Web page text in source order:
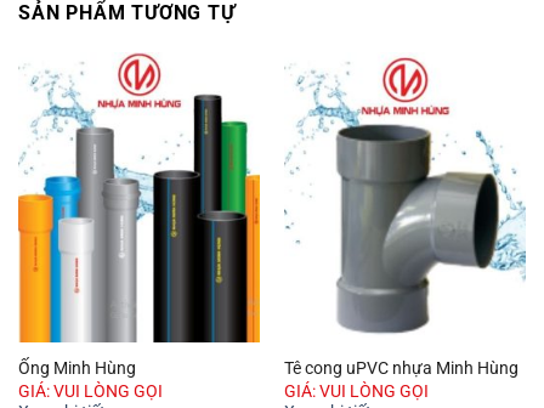
SẢN PHẨM TƯƠNG TỰ
Ống Minh Hùng
GIÁ: VUI LÒNG GỌI
Tê cong uPVC nhựa Minh Hùng
GIÁ: VUI LÒNG GỌI